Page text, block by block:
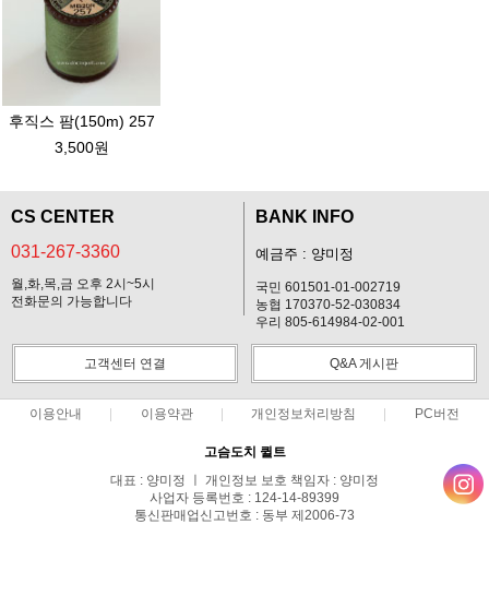
후직스 팜(150m) 257
3,500원
CS CENTER
031-267-3360
월,화,목,금 오후 2시~5시
전화문의 가능합니다
BANK INFO
예금주 : 양미정
국민 601501-01-002719
농협 170370-52-030834
우리 805-614984-02-001
고객센터 연결 Q&A 게시판
이용안내 이용약관 개인정보처리방침 PC버전
고슴도치 퀼트
대표 : 양미정 ㅣ 개인정보 보호 책임자 : 양미정
사업자 등록번호 : 124-14-89399
통신판매업신고번호 : 동부 제2006-73